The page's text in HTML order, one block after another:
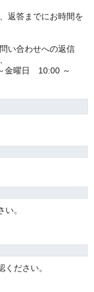
返答までにお時間を
い合わせへの返信
金曜日 10:00 ～
い。
ください。